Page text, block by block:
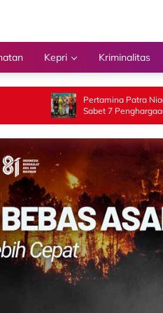
Kepri Kriminalitas
Pertamina Patra Niaga Regional
Sabet 7 Penghargaan ISRA 2026